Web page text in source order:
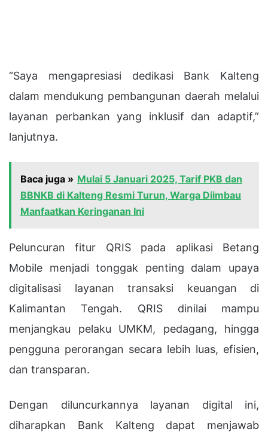
“Saya mengapresiasi dedikasi Bank Kalteng
dalam mendukung pembangunan daerah melalui
layanan perbankan yang inklusif dan adaptif,”
lanjutnya.
Baca juga » Mulai 5 Januari 2025, Tarif PKB dan
BBNKB di Kalteng Resmi Turun, Warga Diimbau
Manfaatkan Keringanan Ini
Peluncuran fitur QRIS pada aplikasi Betang
Mobile menjadi tonggak penting dalam upaya
digitalisasi layanan transaksi keuangan di
Kalimantan Tengah. QRIS dinilai mampu
menjangkau pelaku UMKM, pedagang, hingga
pengguna perorangan secara lebih luas, efisien,
dan transparan.
Dengan diluncurkannya layanan digital ini,
diharapkan Bank Kalteng dapat menjawab